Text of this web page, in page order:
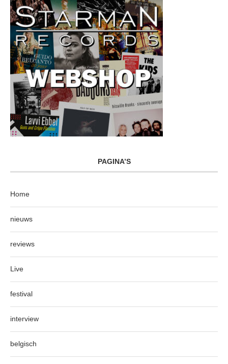
PAGINA’S
Home
nieuws
reviews
Live
festival
interview
belgisch